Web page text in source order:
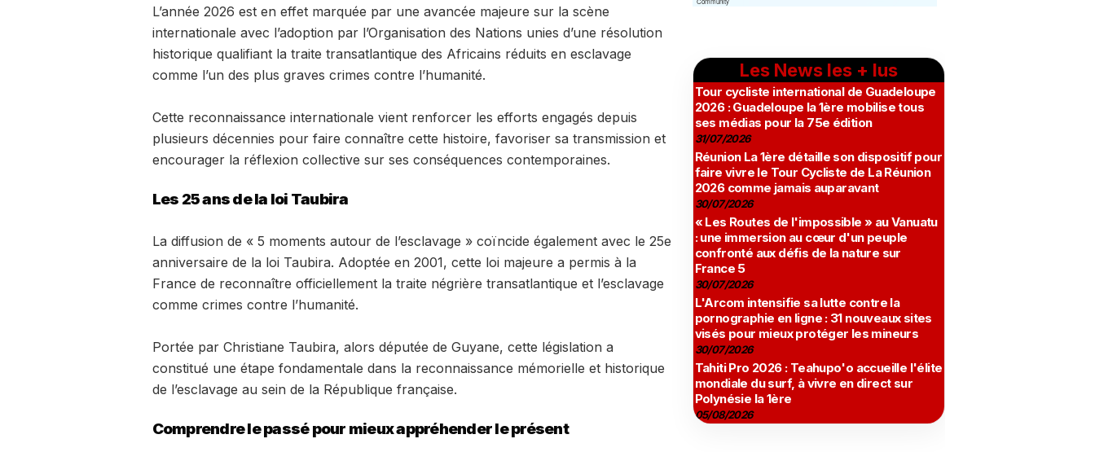
L’année 2026 est en effet marquée par une avancée majeure sur la scène
internationale avec l’adoption par l’Organisation des Nations unies d’une résolution
historique qualifiant la traite transatlantique des Africains réduits en esclavage
comme l’un des plus graves crimes contre l’humanité.
Cette reconnaissance internationale vient renforcer les efforts engagés depuis
plusieurs décennies pour faire connaître cette histoire, favoriser sa transmission et
encourager la réflexion collective sur ses conséquences contemporaines.
Les 25 ans de la loi Taubira
La diffusion de « 5 moments autour de l’esclavage » coïncide également avec le 25e
anniversaire de la loi Taubira. Adoptée en 2001, cette loi majeure a permis à la
France de reconnaître officiellement la traite négrière transatlantique et l’esclavage
comme crimes contre l’humanité.
Portée par Christiane Taubira, alors députée de Guyane, cette législation a
constitué une étape fondamentale dans la reconnaissance mémorielle et historique
de l’esclavage au sein de la République française.
Comprendre le passé pour mieux appréhender le présent
Les News les + lus
Tour cycliste international de Guadeloupe
2026 : Guadeloupe la 1ère mobilise tous
ses médias pour la 75e édition
31/07/2026
Réunion La 1ère détaille son dispositif pour
faire vivre le Tour Cycliste de La Réunion
2026 comme jamais auparavant
30/07/2026
« Les Routes de l'impossible » au Vanuatu
: une immersion au cœur d'un peuple
confronté aux défis de la nature sur
France 5
30/07/2026
L'Arcom intensifie sa lutte contre la
pornographie en ligne : 31 nouveaux sites
visés pour mieux protéger les mineurs
30/07/2026
Tahiti Pro 2026 : Teahupo'o accueille l'élite
mondiale du surf, à vivre en direct sur
Polynésie la 1ère
05/08/2026